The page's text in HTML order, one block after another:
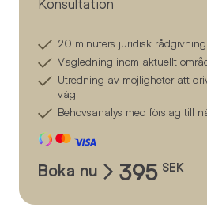
20 minuters juridisk rådgivning
Vägledning inom aktuellt
Utredning av möjligheter att
väg
Behovsanalys med förslag till
Boka nu 395 SEK